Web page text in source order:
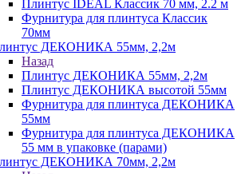
Плинтус IDEAL Классик 70 мм, 2.2 м
Фурнитура для плинтуса Классик
70мм
ДЕКОНИКА 55мм, 2,2м
Назад
Плинтус ДЕКОНИКА 55мм, 2,2м
Плинтус ДЕКОНИКА высотой 55мм
Фурнитура для плинтуса ДЕКОНИКА
55мм
Фурнитура для плинтуса ДЕКОНИКА
55 мм в упаковке (парами)
ДЕКОНИКА 70мм, 2,2м